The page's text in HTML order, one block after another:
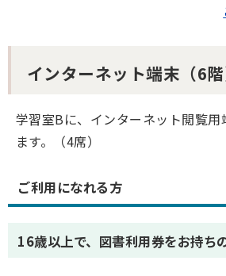
インターネット端末（6階
学習室Bに、インターネット閲覧用
ます。（4席）
ご利用になれる方
16歳以上で、図書利用券をお持ち